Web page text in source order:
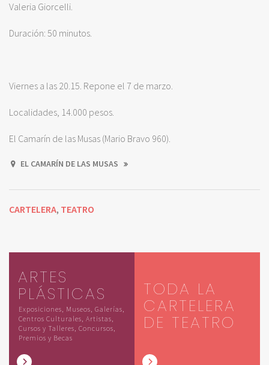
Valeria Giorcelli.
Duración: 50 minutos.
Viernes a las 20.15. Repone el 7 de marzo.
Localidades, 14.000 pesos.
El Camarín de las Musas (Mario Bravo 960).
EL CAMARÍN DE LAS MUSAS
CARTELERA, TEATRO
ARTES
PLÁSTICAS
Exposiciones, Museos, Galerías,
Centros Culturales, Artistas,
Cursos y Talleres, Concursos,
Premios y Becas
TODA LA
CARTELERA
DE TEATRO